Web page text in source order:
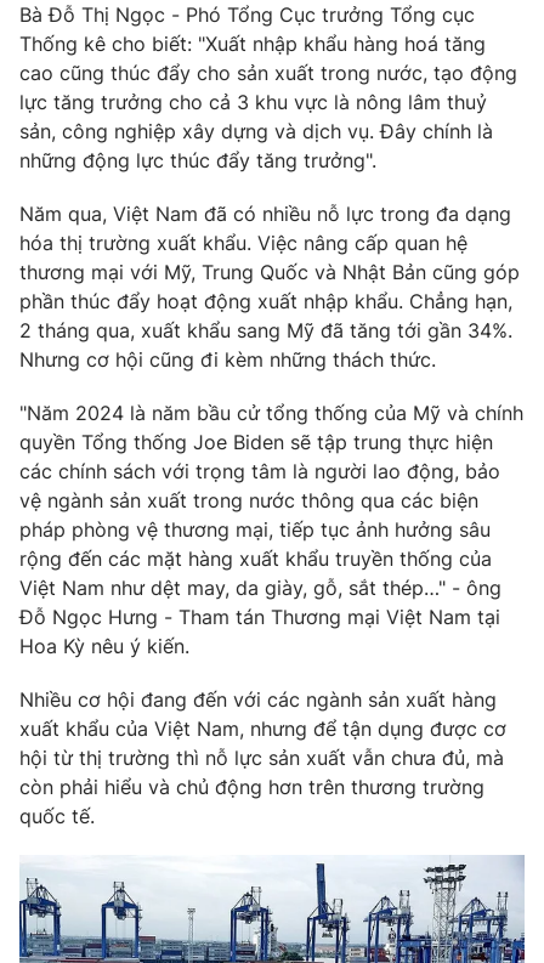
THỜI BÁO VTV
Theo dõi báo trên
Cơ quan chủ quản:Đài Truyền hình Việt Nam
Cơ quan báo chí: Thời báo VTV
Giấy phép hoạt động báo in và báo điện tử số 483/GP-BTTTT
cấp ngày 29/12/2023
Tổng Biên tập:Vũ Thanh Thủy
Phó Tổng Biên tập:
Nguyễn Thị Mỹ Hạnh, Phạm Quốc Thắng,
Nguyễn Trọng Ninh
Tổng đài VTV:
024.38 355 931 - 024.38 355 932
Ðiện thoại Thời báo VTV: 024.66 897 897
Email: toasoan@vtv.vn
Liên hệ quảng cáo:024-7300.7108
® Cấm sao chép dưới mọi hình thức nếu không có sự chấp
thuận bằng văn bản. Ghi rõ nguồn VTV.vn khi phát hành lại
thông tin từ website này.
Bà Đỗ Thị Ngọc - Phó Tổng Cục trưởng Tổng cục
Thống kê cho biết: "Xuất nhập khẩu hàng hoá tăng
cao cũng thúc đẩy cho sản xuất trong nước, tạo động
lực tăng trưởng cho cả 3 khu vực là nông lâm thuỷ
sản, công nghiệp xây dựng và dịch vụ. Đây chính là
những động lực thúc đẩy tăng trưởng".
Năm qua, Việt Nam đã có nhiều nỗ lực trong đa dạng
hóa thị trường xuất khẩu. Việc nâng cấp quan hệ
thương mại với Mỹ, Trung Quốc và Nhật Bản cũng góp
phần thúc đẩy hoạt động xuất nhập khẩu. Chẳng hạn,
2 tháng qua, xuất khẩu sang Mỹ đã tăng tới gần 34%.
Nhưng cơ hội cũng đi kèm những thách thức.
"Năm 2024 là năm bầu cử tổng thống của Mỹ và chính
quyền Tổng thống Joe Biden sẽ tập trung thực hiện
các chính sách với trọng tâm là người lao động, bảo
vệ ngành sản xuất trong nước thông qua các biện
pháp phòng vệ thương mại, tiếp tục ảnh hưởng sâu
rộng đến các mặt hàng xuất khẩu truyền thống của
Việt Nam như dệt may, da giày, gỗ, sắt thép…" - ông
Đỗ Ngọc Hưng - Tham tán Thương mại Việt Nam tại
Hoa Kỳ nêu ý kiến.
Nhiều cơ hội đang đến với các ngành sản xuất hàng
xuất khẩu của Việt Nam, nhưng để tận dụng được cơ
hội từ thị trường thì nỗ lực sản xuất vẫn chưa đủ, mà
còn phải hiểu và chủ động hơn trên thương trường
quốc tế.